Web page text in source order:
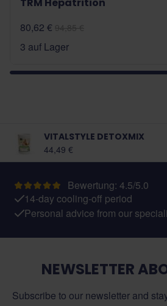
80,62 €
3 auf Lager
VITALSTYLE DETOXMIX
Ab:
44,49 €
Bewertung: 4.5/5.0
14-day cooling-off period
Personal advice from our
NEWSLETTER
Subscribe to our newsletter and